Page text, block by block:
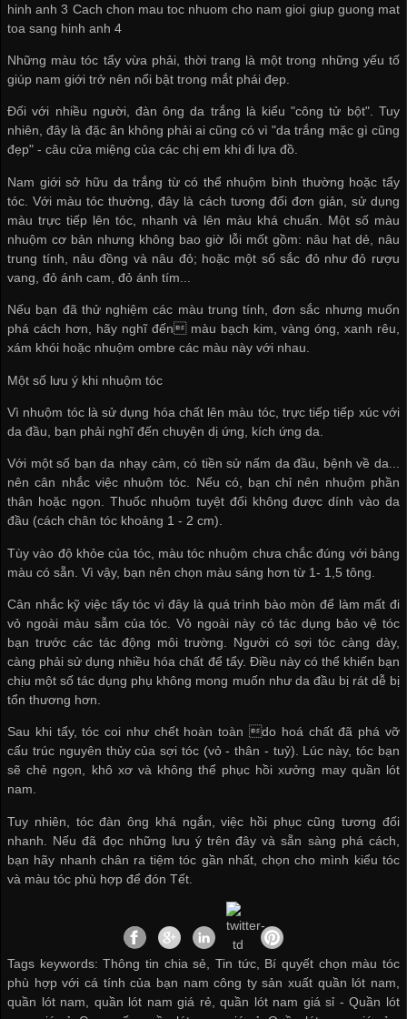
hinh anh 3 Cach chon mau toc nhuom cho nam gioi giup guong mat
toa sang hinh anh 4
Những màu tóc tẩy vừa phải, thời trang là một trong những yếu tố
giúp nam giới trở nên nổi bật trong mắt phái đẹp.
Đối với nhiều người, đàn ông da trắng là kiểu "công tử bột". Tuy
nhiên, đây là đặc ân không phải ai cũng có vì "da trắng mặc gì cũng
đẹp" - câu cửa miệng của các chị em khi đi lựa đồ.
Nam giới sở hữu da trắng từ có thể nhuộm bình thường hoặc tẩy
tóc. Với màu tóc thường, đây là cách tương đối đơn giản, sử dụng
màu trực tiếp lên tóc, nhanh và lên màu khá chuẩn. Một số màu
nhuộm cơ bản nhưng không bao giờ lỗi mốt gồm: nâu hạt dẻ, nâu
trung tính, nâu đồng và nâu đỏ; hoặc một số sắc đỏ như đỏ rượu
vang, đỏ ánh cam, đỏ ánh tím...
Nếu bạn đã thử nghiệm các màu trung tính, đơn sắc nhưng muốn
phá cách hơn, hãy nghĩ đến màu bạch kim, vàng óng, xanh rêu,
xám khói hoặc nhuộm ombre các màu này với nhau.
Một số lưu ý khi nhuộm tóc
Vì nhuộm tóc là sử dụng hóa chất lên màu tóc, trực tiếp tiếp xúc với
da đầu, bạn phải nghĩ đến chuyện dị ứng, kích ứng da.
Với một số bạn da nhạy cảm, có tiền sử nấm da đầu, bệnh về da...
nên cân nhắc việc nhuộm tóc. Nếu có, bạn chỉ nên nhuộm phần
thân hoặc ngọn. Thuốc nhuộm tuyệt đối không được dính vào da
đầu (cách chân tóc khoảng 1 - 2 cm).
Tùy vào độ khỏe của tóc, màu tóc nhuộm chưa chắc đúng với bảng
màu có sẵn. Vì vậy, bạn nên chọn màu sáng hơn từ 1- 1,5 tông.
Cân nhắc kỹ việc tẩy tóc vì đây là quá trình bào mòn để làm mất đi
vỏ ngoài màu sẫm của tóc. Vỏ ngoài này có tác dụng bảo vệ tóc
bạn trước các tác động môi trường. Người có sợi tóc càng dày,
càng phải sử dụng nhiều hóa chất để tẩy. Điều này có thể khiến bạn
chịu một số tác dụng phụ không mong muốn như da đầu bị rát dễ bị
tổn thương hơn.
Sau khi tẩy, tóc coi như chết hoàn toàn do hoá chất đã phá vỡ
cấu trúc nguyên thủy của sợi tóc (vỏ - thân - tuỷ). Lúc này, tóc bạn
sẽ chẻ ngọn, khô xơ và không thể phục hồixưởng may quần lót
nam.
Tuy nhiên, tóc đàn ông khá ngắn, việc hồi phục cũng tương đối
nhanh. Nếu đã đọc những lưu ý trên đây và sẵn sàng phá cách,
bạn hãy nhanh chân ra tiệm tóc gần nhất, chọn cho mình kiểu tóc
và màu tóc phù hợp để đón Tết.
Tags keywords: Thông tin chia sẻ, Tin tức, Bí quyết chọn màu tóc
phù hợp với cá tính của bạn nam công ty sản xuất quần lót nam,
quần lót nam, quần lót nam giá rẻ, quần lót nam giá sỉ -Quần lót